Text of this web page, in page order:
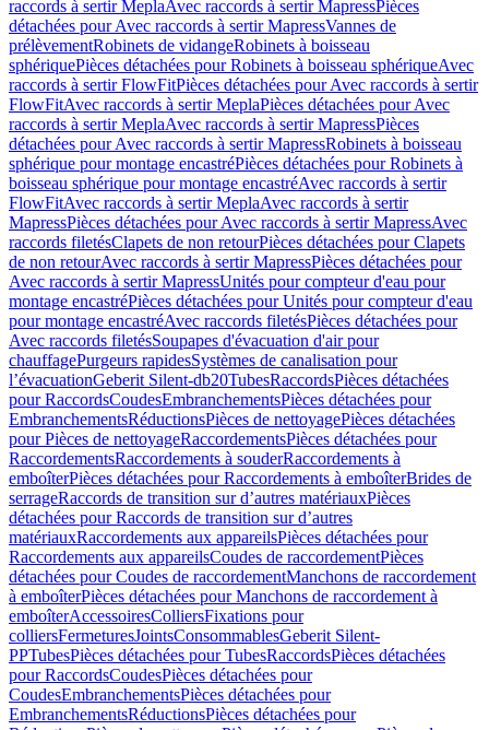
raccords à sertir MeplaAvec raccords à sertir MapressPièces
détachées pour Avec raccords à sertir MapressVannes de
prélèvementRobinets de vidangeRobinets à boisseau
sphériquePièces détachées pour Robinets à boisseau sphériqueAvec
raccords à sertir FlowFitPièces détachées pour Avec raccords à sertir
FlowFitAvec raccords à sertir MeplaPièces détachées pour Avec
raccords à sertir MeplaAvec raccords à sertir MapressPièces
détachées pour Avec raccords à sertir MapressRobinets à boisseau
sphérique pour montage encastréPièces détachées pour Robinets à
boisseau sphérique pour montage encastréAvec raccords à sertir
FlowFitAvec raccords à sertir MeplaAvec raccords à sertir
MapressPièces détachées pour Avec raccords à sertir MapressAvec
raccords filetésClapets de non retourPièces détachées pour Clapets
de non retourAvec raccords à sertir MapressPièces détachées pour
Avec raccords à sertir MapressUnités pour compteur d'eau pour
montage encastréPièces détachées pour Unités pour compteur d'eau
pour montage encastréAvec raccords filetésPièces détachées pour
Avec raccords filetésSoupapes d'évacuation d'air pour
chauffagePurgeurs rapidesSystèmes de canalisation pour
l’évacuationGeberit Silent-db20TubesRaccordsPièces détachées
pour RaccordsCoudesEmbranchementsPièces détachées pour
EmbranchementsRéductionsPièces de nettoyagePièces détachées
pour Pièces de nettoyageRaccordementsPièces détachées pour
RaccordementsRaccordements à souderRaccordements à
emboîterPièces détachées pour Raccordements à emboîterBrides de
serrageRaccords de transition sur d’autres matériauxPièces
détachées pour Raccords de transition sur d’autres
matériauxRaccordements aux appareilsPièces détachées pour
Raccordements aux appareilsCoudes de raccordementPièces
détachées pour Coudes de raccordementManchons de raccordement
à emboîterPièces détachées pour Manchons de raccordement à
emboîterAccessoiresColliersFixations pour
colliersFermeturesJointsConsommablesGeberit Silent-
PPTubesPièces détachées pour TubesRaccordsPièces détachées
pour RaccordsCoudesPièces détachées pour
CoudesEmbranchementsPièces détachées pour
EmbranchementsRéductionsPièces détachées pour